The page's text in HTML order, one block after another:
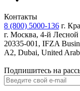
Контакты
8 (800) 5000-136 г.
г. Москва, 4-й
20335-001, IFZA
A2, Dubai, United
Подпишитесь на